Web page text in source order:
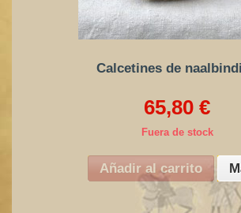
Calcetines de
65,80 €
Fuera de stock
Añadir al carrito